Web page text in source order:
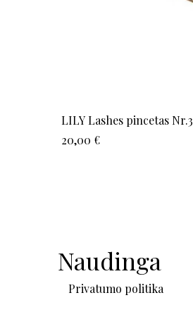
LILY Lashes pincetas Nr.3
20,00 €
Naudinga
Privatumo politika